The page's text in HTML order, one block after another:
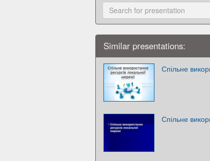
Similar presentations:
Спільне
Спільне